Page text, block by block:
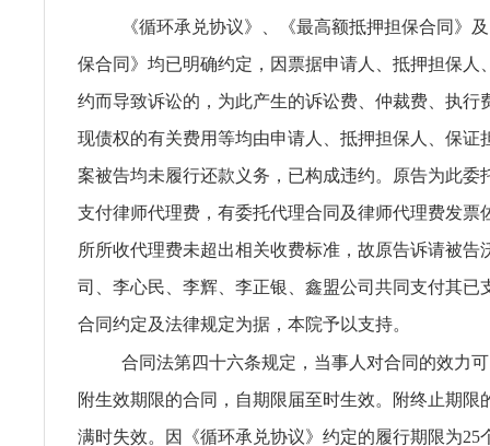
《循环承兑协议》、《最高额抵押担保合同》
保合同》均已明确约定，因票据申请人、抵押担保人
约而导致诉讼的，为此产生的诉讼费、仲裁费、执行
现债权的有关费用等均由申请人、抵押担保人、保证
案被告均未履行还款义务，已构成违约。原告为此委
支付律师代理费，有委托代理合同及律师代理费发票
所所收代理费未超出相关收费标准，故原告诉请被告
司、李心民、李辉、李正银、鑫盟公司共同支付其已
合同约定及法律规定为据，本院予以支持。
合同法第四十六条规定，当事人对合同的效力
附生效期限的合同，自期限届至时生效。附终止期限
满时失效。因《循环承兑协议》约定的履行期限为25